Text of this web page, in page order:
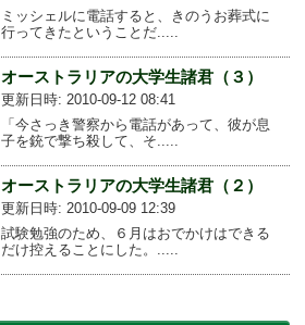
ミッシェルに電話すると、きのうお葬式に
行ってきたということだ.....
オーストラリアの大学生諸君（３）
更新日時: 2010-09-12 08:41
「今さっき警察から電話があって、彼が息
子を銃で撃ち殺して、そ.....
オーストラリアの大学生諸君（２）
更新日時: 2010-09-09 12:39
試験勉強のため、６月はおでかけはできる
だけ控えることにした。.....